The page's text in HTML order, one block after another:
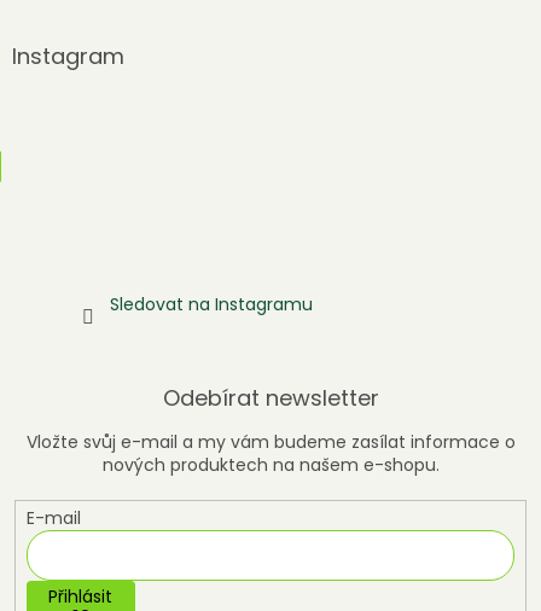
Instagram
Sledovat na Instagramu
Odebírat newsletter
Vložte svůj e-mail a my vám budeme zasílat informace o
nových produktech na našem e-shopu.
E-mail
Přihlásit